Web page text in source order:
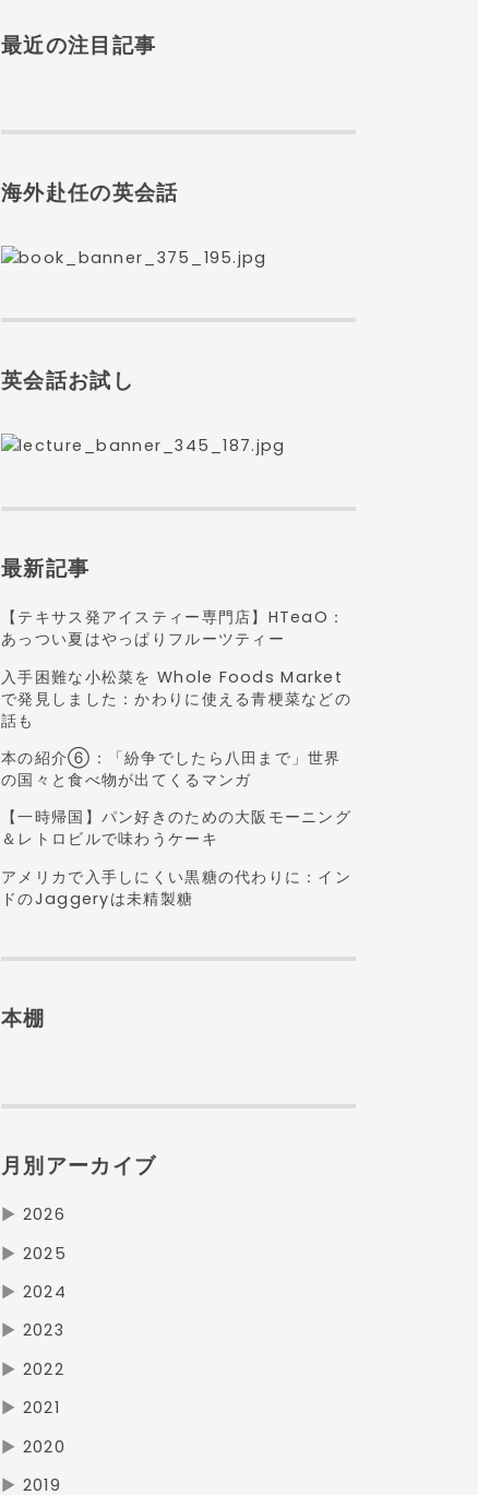
最近の注目記事
海外赴任の英会話
英会話お試し
最新記事
【テキサス発アイスティー専門店】HTeaO：
あっつい夏はやっぱりフルーツティー
入手困難な小松菜を Whole Foods Market
で発見しました：かわりに使える青梗菜などの
話も
本の紹介⑥：「紛争でしたら八田まで」世界
の国々と食べ物が出てくるマンガ
【一時帰国】パン好きのための大阪モーニング
＆レトロビルで味わうケーキ
アメリカで入手しにくい黒糖の代わりに：イン
ドのJaggeryは未精製糖
本棚
月別アーカイブ
▶ 2026
▶ 2025
▶ 2024
▶ 2023
▶ 2022
▶ 2021
▶ 2020
▶ 2019